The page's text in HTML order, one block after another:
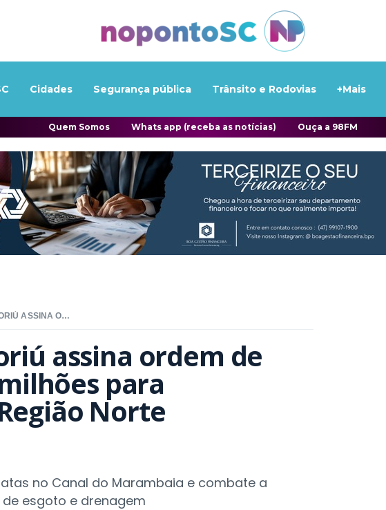
Cidades Segurança pública Trânsito e Rodovias +Mais
Quem Somos Whats app (receba as notícias) Ouça a 98FM
BALNEÁRIO CAMBORIÚ ASSINA ORDEM DE SERVIÇO DE R$ 20 MILHÕES PARA SANEAMENTO NA REGIÃO NORTE
assina ordem de
para
Norte
no Canal do Marambaia e combate a
esgoto e drenagem